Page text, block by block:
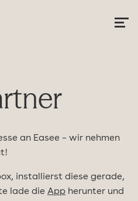
an Easee – wir nehmen
installierst diese gerade,
lade die App herunter und